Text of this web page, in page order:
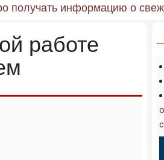
получать информацию о
работе